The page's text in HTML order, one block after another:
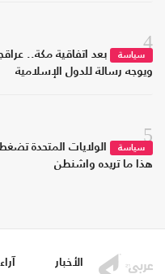
4
سياسة
بعد اتفاقية مكة..
ويوجه رسالة للدول الإسلامية
5
سياسة
الولايات المتحدة
هذا ما تريده واشنطن
الأخبار آراء